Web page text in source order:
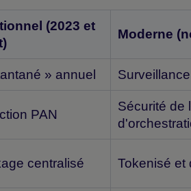
(2023 et
Moderne
» annuel
PAN
Sécurité de
centralisé Tokenisé et